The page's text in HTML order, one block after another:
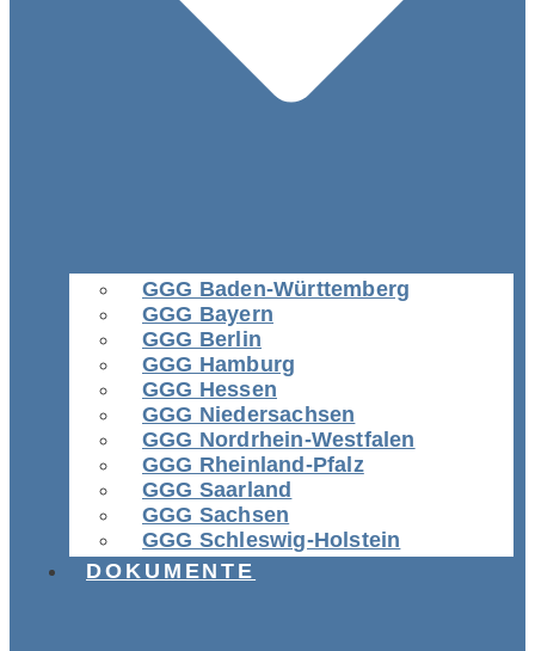
GGG Baden-Württemberg
GGG Bayern
GGG Berlin
GGG Hamburg
GGG Hessen
GGG Niedersachsen
GGG Nordrhein-Westfalen
GGG Rheinland-Pfalz
GGG Saarland
GGG Sachsen
GGG Schleswig-Holstein
DOKUMENTE